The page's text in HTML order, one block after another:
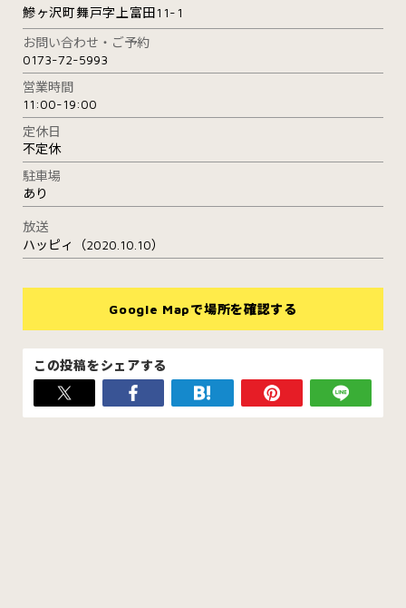
鰺ヶ沢町舞戸字上富田11-1
お問い合わせ・ご予約
0173-72-5993
営業時間
11:00-19:00
定休日
不定休
駐車場
あり
放送
ハッピィ（2020.10.10）
Google Mapで場所を確認する
この投稿をシェアする